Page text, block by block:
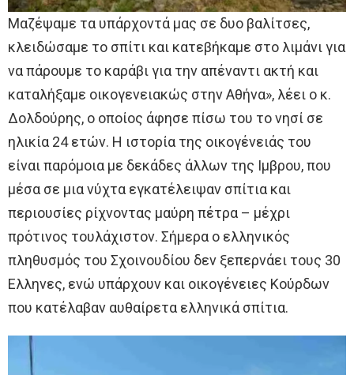
Μαζέψαμε τα υπάρχοντά μας σε δυο βαλίτσες,
κλειδώσαμε το σπίτι και κατεβήκαμε στο λιμάνι για
να πάρουμε το καράβι για την απέναντι ακτή και
καταλήξαμε οικογενειακώς στην Αθήνα», λέει ο κ.
Δολδούρης, ο οποίος άφησε πίσω του το νησί σε
ηλικία 24 ετών. Η ιστορία της οικογένειάς του
είναι παρόμοια με δεκάδες άλλων της Ιμβρου, που
μέσα σε μια νύχτα εγκατέλειψαν σπίτια και
περιουσίες ρίχνοντας μαύρη πέτρα – μέχρι
πρότινος τουλάχιστον. Σήμερα ο ελληνικός
πληθυσμός του Σχοινουδίου δεν ξεπερνάει τους 30
Ελληνες, ενώ υπάρχουν και οικογένειες Κούρδων
που κατέλαβαν αυθαίρετα ελληνικά σπίτια.